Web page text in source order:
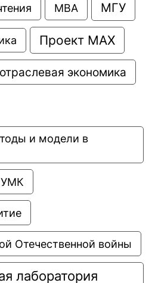
МВА МГУ
Проект МАХ
экономика
и модели в
УМК
Отечественной войны
лаборатория